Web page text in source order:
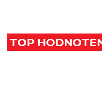
BLÍZKY VÝCHOD
EURÓPA
TOP